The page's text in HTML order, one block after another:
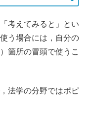
考えてみると」とい
う場合には，自分の
箇所の冒頭で使うこ
法学の分野ではポピ